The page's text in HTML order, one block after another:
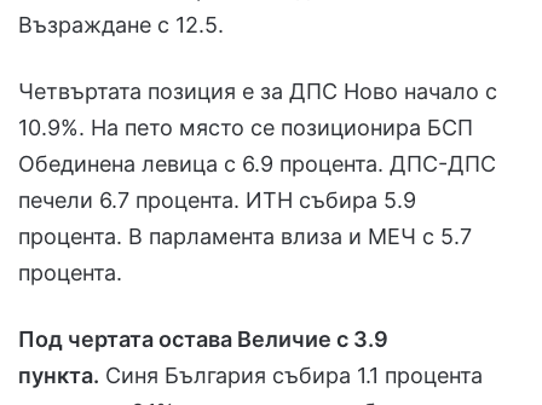
Възраждане с 12.5.
Четвъртата позиция е за ДПС Ново начало с
10.9%. На пето място се позиционира БСП
Обединена левица с 6.9 процента. ДПС-ДПС
печели 6.7 процента. ИТН събира 5.9
процента. В парламента влиза и МЕЧ с 5.7
процента.
Под чертата остава Величие с 3.9
пункта. Синя България събира 1.1 процента